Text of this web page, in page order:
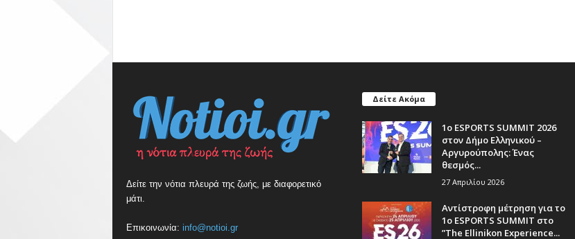
Δείτε την νότια πλευρά της ζωής, με διαφορετικό
μάτι.
Επικοινωνία: info@notioi.gr
Δείτε Ακόμα
1ο ESPORTS SUMMIT 2026
στον Δήμο Ελληνικού –
Αργυρούπολης: Ένας
θεσμός...
27 Απριλίου 2026
Αντίστροφη μέτρηση για το
1ο ESPORTS SUMMIT στο
”The Ellinikon Experience...